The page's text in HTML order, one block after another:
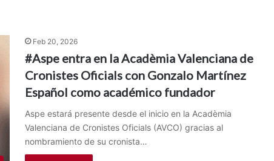
Feb 20, 2026
#Aspe entra en la Acadèmia Valenciana de
Cronistes Oficials con Gonzalo Martínez
Español como académico fundador
Aspe estará presente desde el inicio en la Acadèmia
Valenciana de Cronistes Oficials (AVCO) gracias al
nombramiento de su cronista…